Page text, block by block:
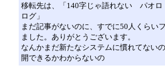
移転先は、「140字じゃ語れない パオロ
ログ」
まだ記事がないのに、すでに50人くらい
ました。ありがとうございます。
なんかまだ新たなシステムに慣れてない
開できるかわからないの